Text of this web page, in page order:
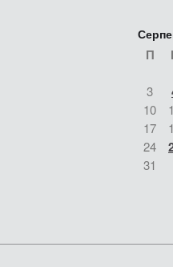
П
3
10
17
24
31